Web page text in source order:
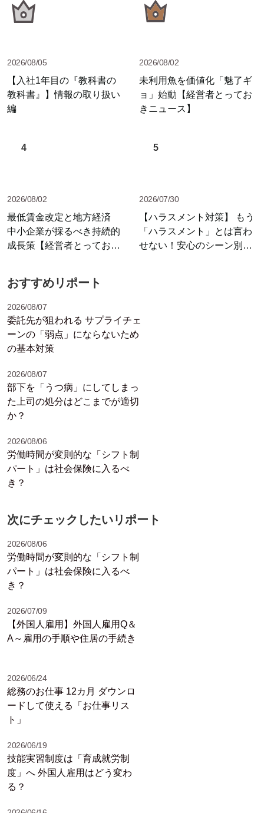
2026/08/05
【入社1年目の『教科書の
教科書』】情報の取り扱い
編
2026/08/02
未利用魚を価値化「魅了ギ
ョ」始動【経営者とってお
きニュース】
4
2026/08/02
最低賃金改定と地方経済
中小企業が採るべき持続的
成長策【経営者とっておき
5
2026/07/30
【ハラスメント対策】 もう
「ハラスメント」とは言わ
せない！安心のシーン別セ
おすすめリポート
2026/08/07
委託先が狙われる サプライチェ
ーンの「弱点」にならないため
の基本対策
2026/08/07
部下を「うつ病」にしてしまっ
た上司の処分はどこまでが適切
か？
2026/08/06
労働時間が変則的な「シフト制
パート」は社会保険に入るべ
き？
次にチェックしたいリポート
2026/08/06
労働時間が変則的な「シフト制
パート」は社会保険に入るべ
き？
2026/07/09
【外国人雇用】外国人雇用Q＆
A～雇用の手順や住居の手続き
2026/06/24
総務のお仕事 12カ月 ダウンロ
ードして使える「お仕事リス
ト」
2026/06/19
技能実習制度は「育成就労制
度」へ 外国人雇用はどう変わ
る？